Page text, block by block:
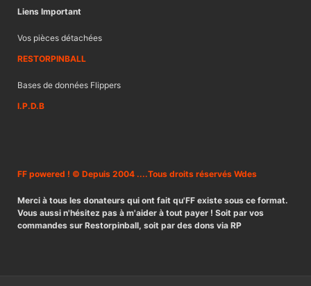
Liens Important
Vos pièces détachées
RESTORPINBALL
Bases de données Flippers
I.P.D.B
FF powered ! © Depuis 2004 ....Tous droits réservés Wdes
Merci à tous les donateurs qui ont fait qu'FF existe sous ce format.
Vous aussi n'hésitez pas à m'aider à tout payer ! Soit par vos
commandes sur Restorpinball, soit par des dons via RP